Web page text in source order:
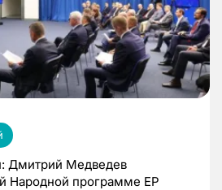
Дмитрий Медведев
Народной программе ЕР